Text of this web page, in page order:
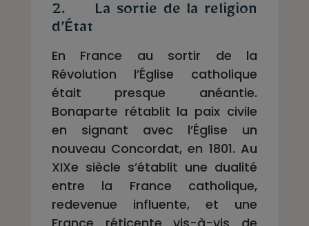
2. La sortie de la religion
d’État
En France au sortir de la
Révolution l’Église catholique
était presque anéantie.
Bonaparte rétablit la paix civile
en signant avec l’Église un
nouveau Concordat, en 1801. Au
XIXe siècle s’établit une dualité
entre la France catholique,
redevenue influente, et une